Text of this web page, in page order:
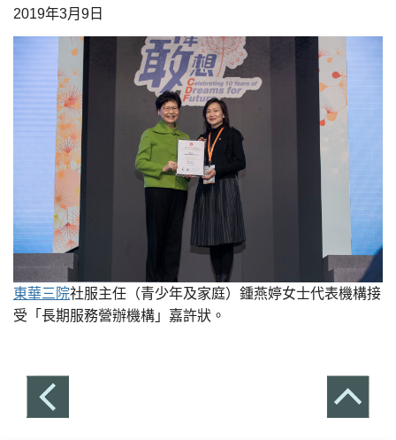
2019年3月9日
東華三院社服主任（青少年及家庭）鍾燕婷女士代表機構接
受「長期服務營辦機構」嘉許狀。